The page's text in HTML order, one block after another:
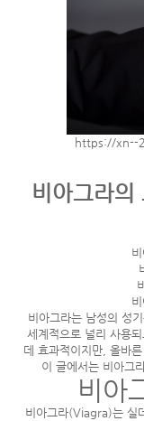
https://xn--
비아그라
비아그라는 남성의 성
세계적으로 널리 사용
데 효과적이지만, 올바
이 글에서는 비아그
비아
비아그라(Viagra)는 실